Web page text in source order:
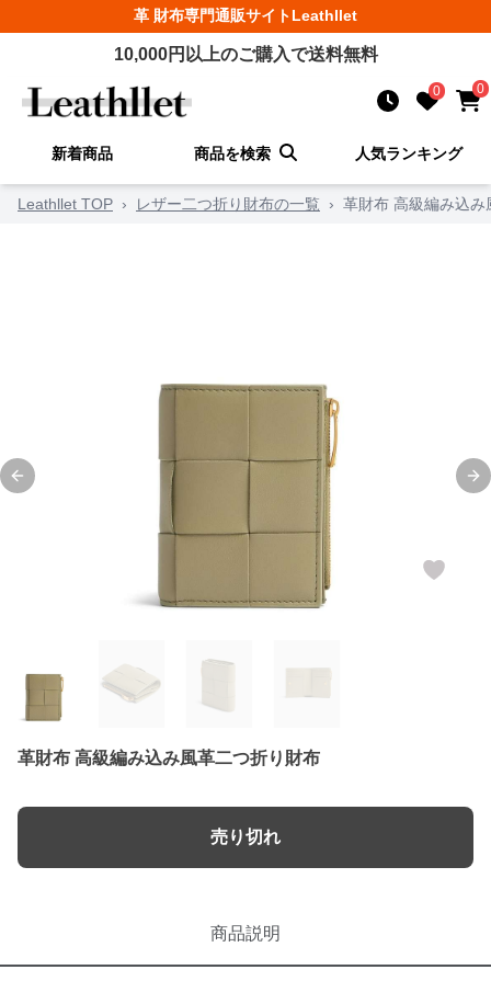
革 財布専門通販サイトLeathllet
10,000円以上のご購入で送料無料
0 0
新着商品 商品を検索 人気ランキング
Leathllet TOP › レザー二つ折り財布の一覧 › 革財布 高級編み込み
Previous slide
革財布 高級編み込み風革二つ折り財布
売り切れ
商品説明